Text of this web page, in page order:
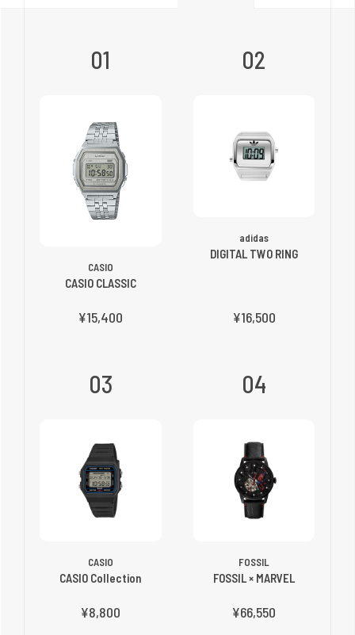
01
CASIO
CASIO CLASSIC
¥15,400
02
adidas
DIGITAL TWO RING
¥16,500
03
CASIO
CASIO Collection
¥8,800
04
FOSSIL
FOSSIL × MARVEL
¥66,550